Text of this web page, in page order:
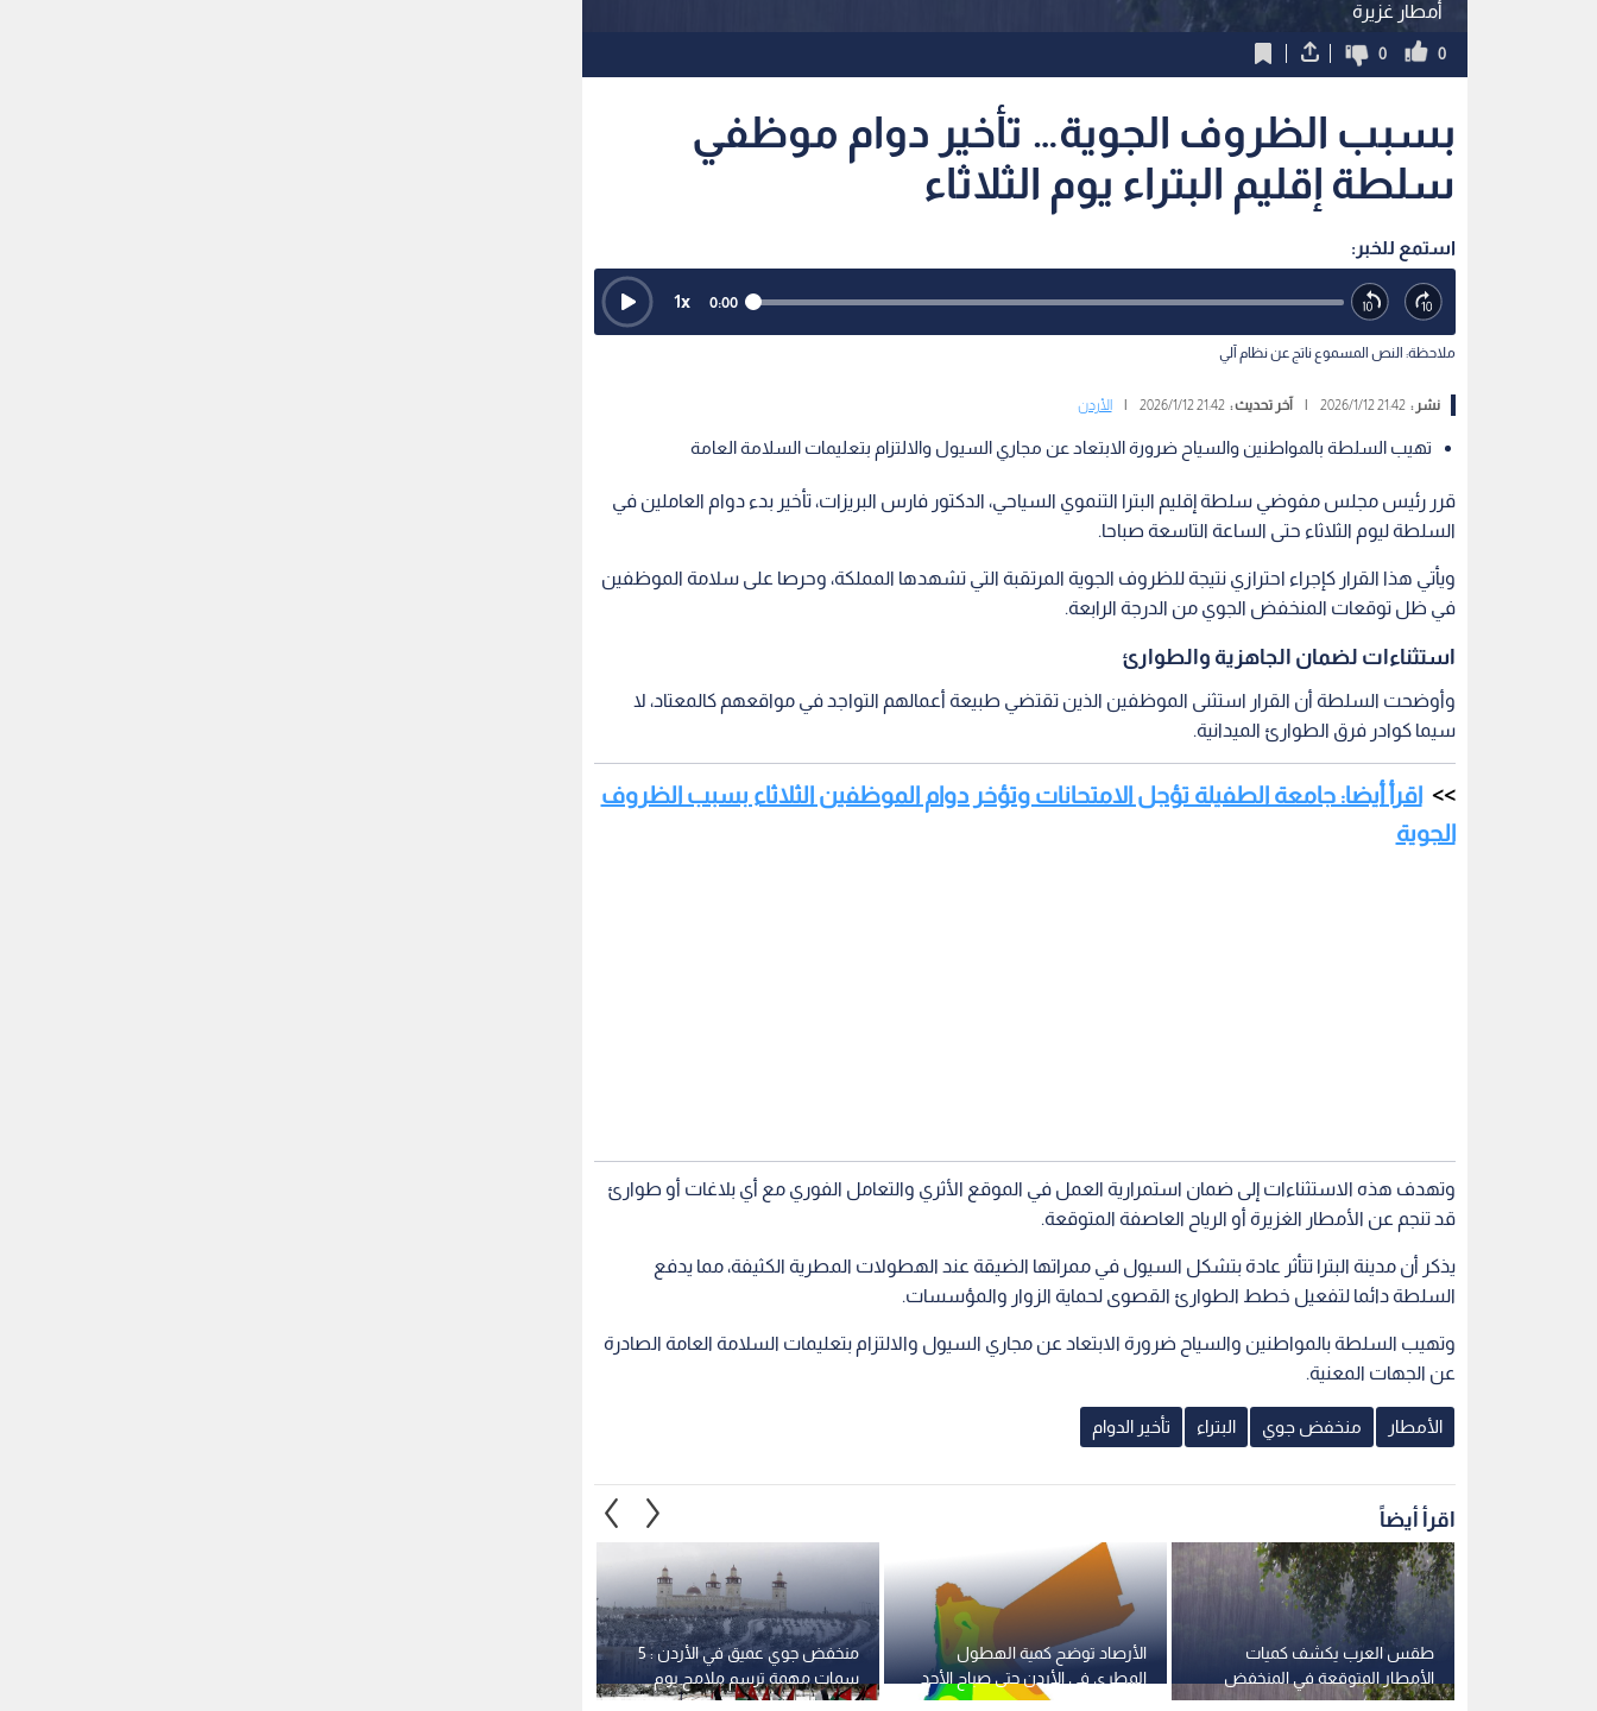
أمطار غزيرة
0
0
بسبب الظروف الجوية… تأخير دوام موظفي
سلطة إقليم البتراء يوم الثلاثاء
استمع للخبر:
0:00
1x
ملاحظة: النص المسموع ناتج عن نظام آلي
نشر :21:42 2026/1/12 آخر تحديث :21:42 2026/1/12 الأردن
تهيب السلطة بالمواطنين والسياح ضرورة الابتعاد عن مجاري السيول والالتزام بتعليمات السلامة العامة
قرر رئيس مجلس مفوضي سلطة إقليم البترا التنموي السياحي، الدكتور فارس البريزات، تأخير بدء دوام العاملين في
السلطة ليوم الثلاثاء حتى الساعة التاسعة صباحا.
ويأتي هذا القرار كإجراء احترازي نتيجة للظروف الجوية المرتقبة التي تشهدها المملكة، وحرصا على سلامة الموظفين
في ظل توقعات المنخفض الجوي من الدرجة الرابعة.
استثناءات لضمان الجاهزية والطوارئ
وأوضحت السلطة أن القرار استثنى الموظفين الذين تقتضي طبيعة أعمالهم التواجد في مواقعهم كالمعتاد، لا
سيما كوادر فرق الطوارئ الميدانية.
اقرأ أيضا: جامعة الطفيلة تؤجل الامتحانات وتؤخر دوام الموظفين الثلاثاء بسبب الظروف
الجوية
وتهدف هذه الاستثناءات إلى ضمان استمرارية العمل في الموقع الأثري والتعامل الفوري مع أي بلاغات أو طوارئ
قد تنجم عن الأمطار الغزيرة أو الرياح العاصفة المتوقعة.
يذكر أن مدينة البترا تتأثر عادة بتشكل السيول في ممراتها الضيقة عند الهطولات المطرية الكثيفة، مما يدفع
السلطة دائما لتفعيل خطط الطوارئ القصوى لحماية الزوار والمؤسسات.
وتهيب السلطة بالمواطنين والسياح ضرورة الابتعاد عن مجاري السيول والالتزام بتعليمات السلامة العامة الصادرة
عن الجهات المعنية.
الأمطار منخفض جوي البتراء تأخير الدوام
اقرأ أيضاً
منخفض جوي عميق في الأردن : 5
سمات مهمة ترسم ملامح يوم
"الثلاثاء العاصف"
الأرصاد توضح كمية الهطول
المطري في الأردن حتى صباح الأحد
طقس العرب يكشف كميات
الأمطار المتوقعة في المنخفض
الجوي المصنف من الدرجة الرابعة